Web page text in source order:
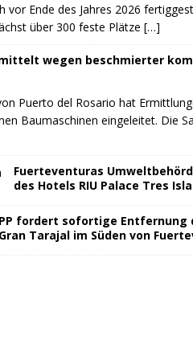
vor Ende des Jahres 2026
über 300 feste Plätze […]
wegen beschmierter
Puerto del Rosario hat
Baumaschinen eingeleitet. Die
Fuerteventuras
des Hotels RIU Palace Tres
PP fordert sofortige Entfernung
Gran Tarajal im Süden von